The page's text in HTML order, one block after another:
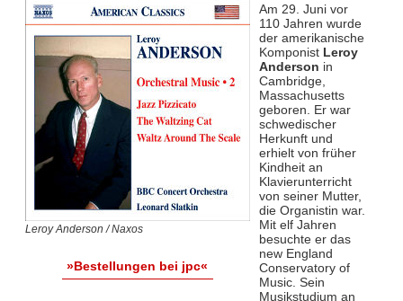
Leroy Anderson / Naxos
»Bestellungen bei jpc«
Am 29. Juni vor
110 Jahren wurde
der amerikanische
Komponist Leroy
Anderson in
Cambridge,
Massachusetts
geboren. Er war
schwedischer
Herkunft und
erhielt von früher
Kindheit an
Klavierunterricht
von seiner Mutter,
die Organistin war.
Mit elf Jahren
besuchte er das
new England
Conservatory of
Music. Sein
Musikstudium an